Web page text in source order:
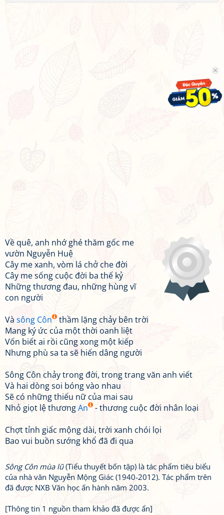
Về quê, anh nhớ ghé thăm gốc me
vườn Nguyễn Huệ
Cây me xanh, vòm lá chở che đời
Cây me sống cuộc đời ba thế kỷ
Những thương đau, những hùng vĩ
con người
Và sông Côn
thầm lặng chảy bên trời
Mang ký ức của một thời oanh liệt
Vốn biết ai rồi cũng xong một kiếp
Nhưng phù sa ta sẽ hiến dâng người
Sông Côn chảy trong đời, trong trang văn anh viết
Và hai dòng soi bóng vào nhau
Sẽ có những thiếu nữ của mai sau
Nhỏ giọt lệ thươngAn
- thương cuộc đời nhân loại
Chợt tỉnh giấc mộng dài, trời xanh chói lọi
Bao vui buồn sướng khổ đã đi qua
Sông Côn mùa lũ(Tiểu thuyết bốn tập) là tác phẩm tiêu biểu
của nhà văn Nguyễn Mộng Giác (1940-2012). Tác phẩm trên
đã được NXB Văn học ấn hành năm 2003.
[Thông tin 1 nguồn tham khảo đã được ẩn]